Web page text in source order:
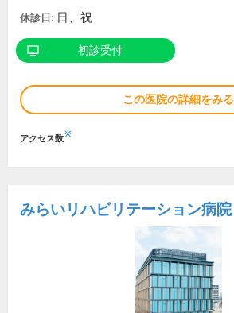
休診日: 日、祝
初診受付
この医院の詳細をみる
アクセス数※
みらいリハビリテーション病院